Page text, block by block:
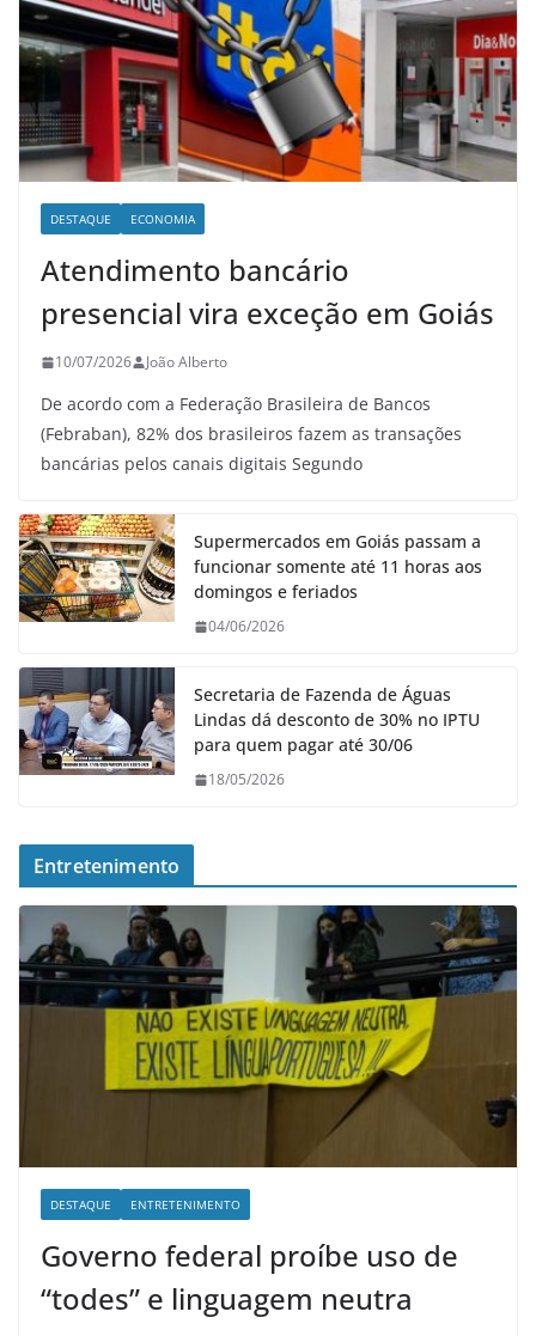
DESTAQUE ECONOMIA
Atendimento bancário
presencial vira exceção em Goiás
10/07/2026 João Alberto
De acordo com a Federação Brasileira de Bancos
(Febraban), 82% dos brasileiros fazem as transações
bancárias pelos canais digitais Segundo
Supermercados em Goiás passam a
funcionar somente até 11 horas aos
domingos e feriados
04/06/2026
Secretaria de Fazenda de Águas
Lindas dá desconto de 30% no IPTU
para quem pagar até 30/06
18/05/2026
Entretenimento
DESTAQUE ENTRETENIMENTO
Governo federal proíbe uso de
“todes” e linguagem neutra